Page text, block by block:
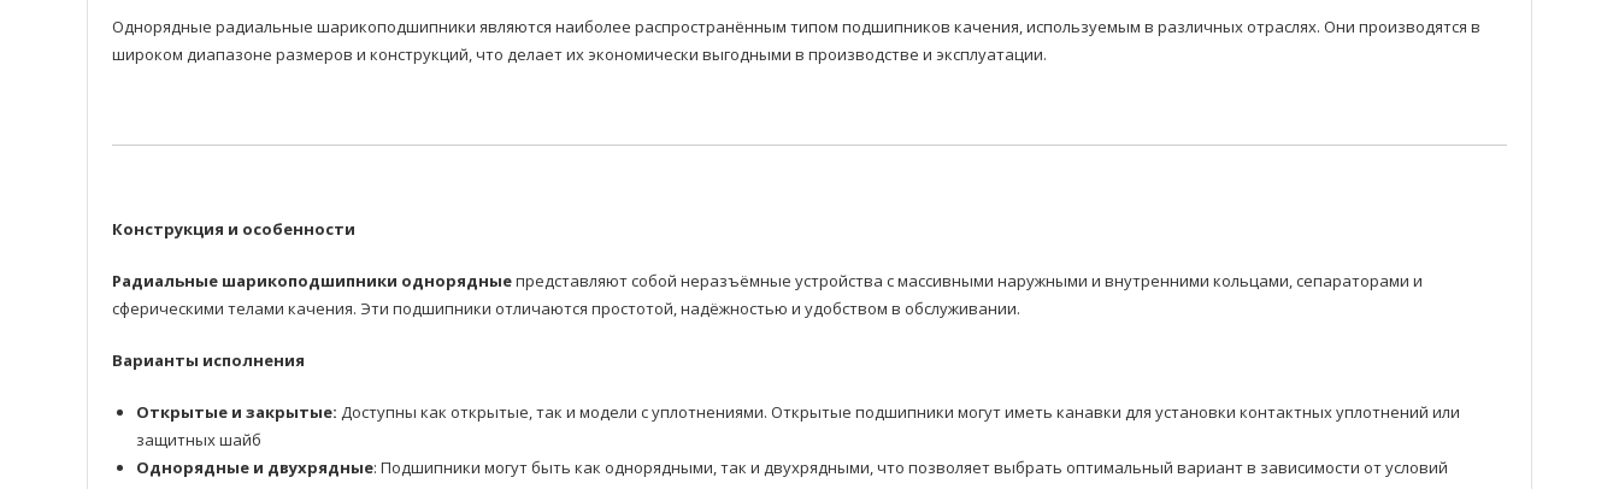
Однорядные радиальные шарикоподшипники являются наиболее распространённым типом подшипников качения, используемым в различных отраслях. Они производятся в
широком диапазоне размеров и конструкций, что делает их экономически выгодными в производстве и эксплуатации.
Конструкция и особенности
Радиальные шарикоподшипники однорядныепредставляют собой неразъёмные устройства с массивными наружными и внутренними кольцами, сепараторами и
сферическими телами качения. Эти подшипники отличаются простотой, надёжностью и удобством в обслуживании.
Варианты исполнения
Открытые и закрытые: Доступны как открытые, так и модели с уплотнениями. Открытые подшипники могут иметь канавки для установки контактных уплотнений или
защитных шайб
Однорядные и двухрядные: Подшипники могут быть как однорядными, так и двухрядными, что позволяет выбрать оптимальный вариант в зависимости от условий